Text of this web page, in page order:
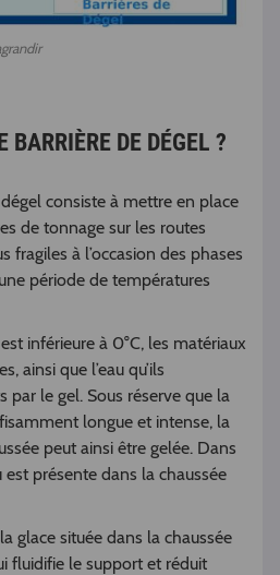
BARRIÈRE DE DÉGEL ?
consiste à mettre en place
de tonnage sur les routes
fragiles à l’occasion des phases
période de températures
inférieure à 0°C, les matériaux
ainsi que l’eau qu’ils
par le gel. Sous réserve que la
longue et intense, la
peut ainsi être gelée. Dans
est présente dans la chaussée
glace située dans la chaussée
fluidifie le support et réduit